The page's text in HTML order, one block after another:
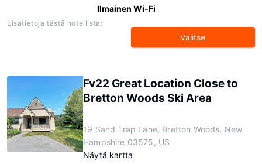
Ilmainen Wi-Fi
Lisätietoja tästä hotellista:
Valitse
Fv22 Great Location Close to
Bretton Woods Ski Area
19 Sand Trap Lane, Bretton Woods, New
Hampshire 03575, US
Näytä kartta